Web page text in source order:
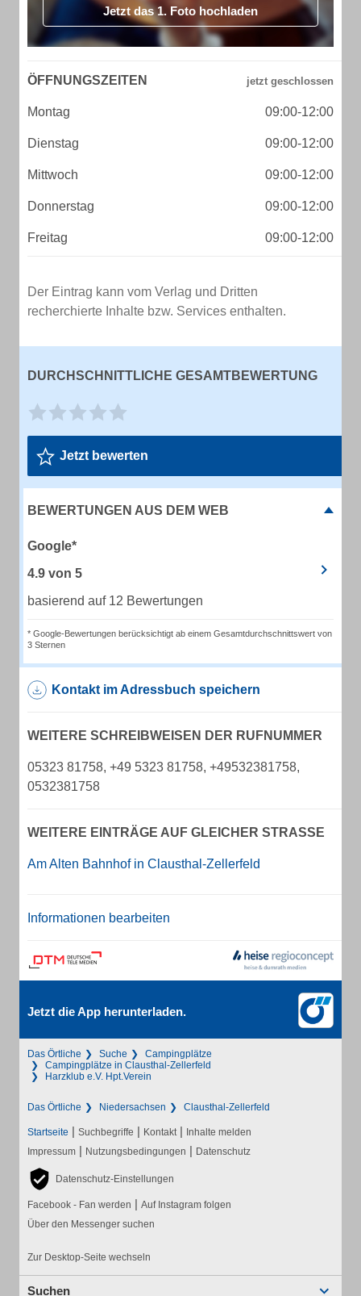
Jetzt das 1. Foto hochladen
ÖFFNUNGSZEITEN
Montag 09:00-12:00
Dienstag 09:00-12:00
Mittwoch 09:00-12:00
Donnerstag 09:00-12:00
Freitag 09:00-12:00
Der Eintrag kann vom Verlag und Dritten
recherchierte Inhalte bzw. Services enthalten.
DURCHSCHNITTLICHE GESAMTBEWERTUNG
Jetzt bewerten
BEWERTUNGEN AUS DEM WEB
Google*
4.9 von 5
basierend auf 12 Bewertungen
* Google-Bewertungen berücksichtigt ab einem Gesamtdurchschnittswert von
3 Sternen
Kontakt im Adressbuch speichern
WEITERE SCHREIBWEISEN DER RUFNUMMER
05323 81758, +49 5323 81758, +49532381758,
0532381758
WEITERE EINTRÄGE AUF GLEICHER STRASSE
Am Alten Bahnhof in Clausthal-Zellerfeld
Informationen bearbeiten
Jetzt die App herunterladen.
Das Örtliche Suche
Campingplätze
Campingplätze in Clausthal-Zellerfeld
Harzklub e.V. Hpt.Verein
Das Örtliche Niedersachsen Clausthal-Zellerfeld
Startseite | Suchbegriffe | Kontakt | Inhalte melden
Impressum | Nutzungsbedingungen | Datenschutz
Datenschutz-Einstellungen
Facebook - Fan werden | Auf Instagram folgen
Über den Messenger suchen
Zur Desktop-Seite wechseln
Suchen